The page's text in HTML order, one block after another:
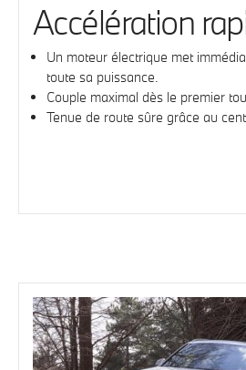
Accélération
Un moteur électrique met
toute sa puissance.
Couple maximal dès le premier
Tenue de route sûre grâce au